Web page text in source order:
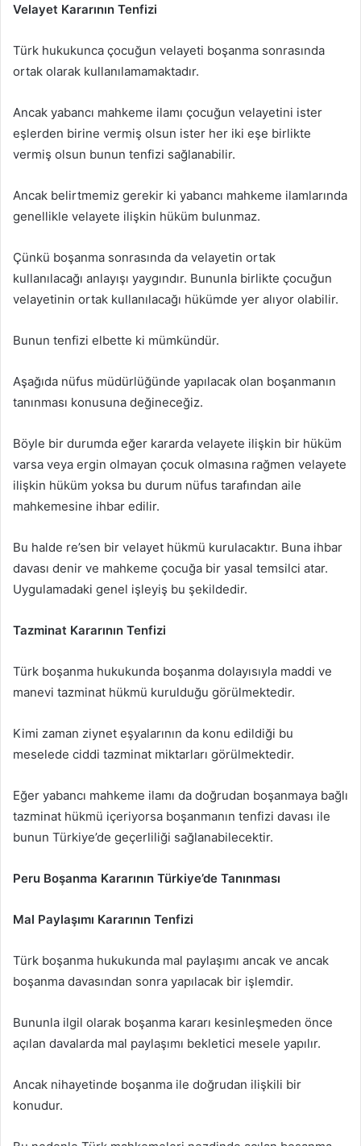
Velayet Kararının Tenfizi
Türk hukukunca çocuğun velayeti boşanma sonrasında
ortak olarak kullanılamamaktadır.
Ancak yabancı mahkeme ilamı çocuğun velayetini ister
eşlerden birine vermiş olsun ister her iki eşe birlikte
vermiş olsun bunun tenfizi sağlanabilir.
Ancak belirtmemiz gerekir ki yabancı mahkeme ilamlarında
genellikle velayete ilişkin hüküm bulunmaz.
Çünkü boşanma sonrasında da velayetin ortak
kullanılacağı anlayışı yaygındır. Bununla birlikte çocuğun
velayetinin ortak kullanılacağı hükümde yer alıyor olabilir.
Bunun tenfizi elbette ki mümkündür.
Aşağıda nüfus müdürlüğünde yapılacak olan boşanmanın
tanınması konusuna değineceğiz.
Böyle bir durumda eğer kararda velayete ilişkin bir hüküm
varsa veya ergin olmayan çocuk olmasına rağmen velayete
ilişkin hüküm yoksa bu durum nüfus tarafından aile
mahkemesine ihbar edilir.
Bu halde re’sen bir velayet hükmü kurulacaktır. Buna ihbar
davası denir ve mahkeme çocuğa bir yasal temsilci atar.
Uygulamadaki genel işleyiş bu şekildedir.
Tazminat Kararının Tenfizi
Türk boşanma hukukunda boşanma dolayısıyla maddi ve
manevi tazminat hükmü kurulduğu görülmektedir.
Kimi zaman ziynet eşyalarının da konu edildiği bu
meselede ciddi tazminat miktarları görülmektedir.
Eğer yabancı mahkeme ilamı da doğrudan boşanmaya bağlı
tazminat hükmü içeriyorsa boşanmanın tenfizi davası ile
bunun Türkiye’de geçerliliği sağlanabilecektir.
Peru Boşanma Kararının Türkiye’de Tanınması
Mal Paylaşımı Kararının Tenfizi
Türk boşanma hukukunda mal paylaşımı ancak ve ancak
boşanma davasından sonra yapılacak bir işlemdir.
Bununla ilgil olarak boşanma kararı kesinleşmeden önce
açılan davalarda mal paylaşımı bekletici mesele yapılır.
Ancak nihayetinde boşanma ile doğrudan ilişkili bir
konudur.